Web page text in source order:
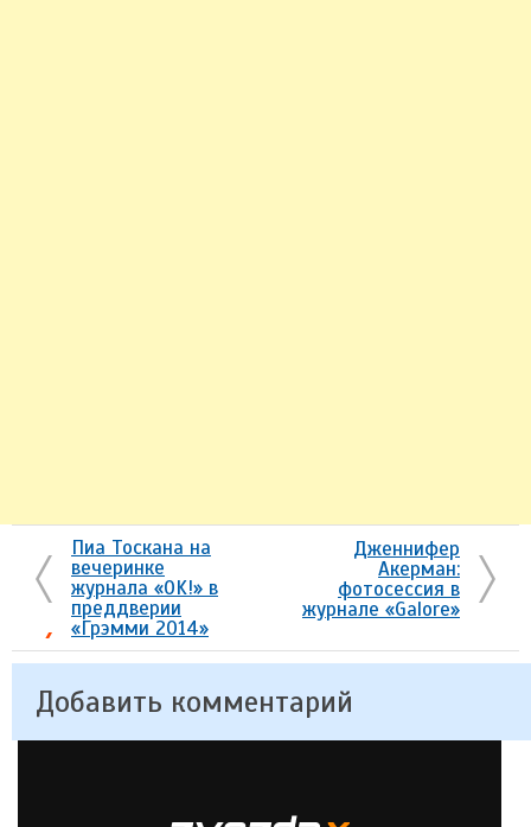
Пиа Тоскана на
вечеринке
журнала «OK!» в
преддверии
«Грэмми 2014»
Дженнифер
Акерман:
фотосессия в
журнале «Galore»
Добавить комментарий